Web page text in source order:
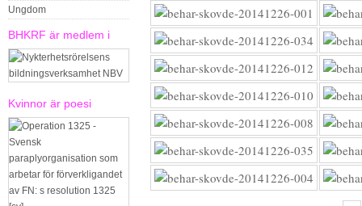
Ungdom
BHKRF är medlem i
Kvinnor är poesi